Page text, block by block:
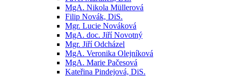
MgA. Nikola Müllerová
Filip Novák, DiS.
Mgr. Lucie Nováková
MgA. doc. Jiří Novotný
Mgr. Jiří Odcházel
MgA. Veronika Olejníková
MgA. Marie Pačesová
Kateřina Pindejová, DiS.